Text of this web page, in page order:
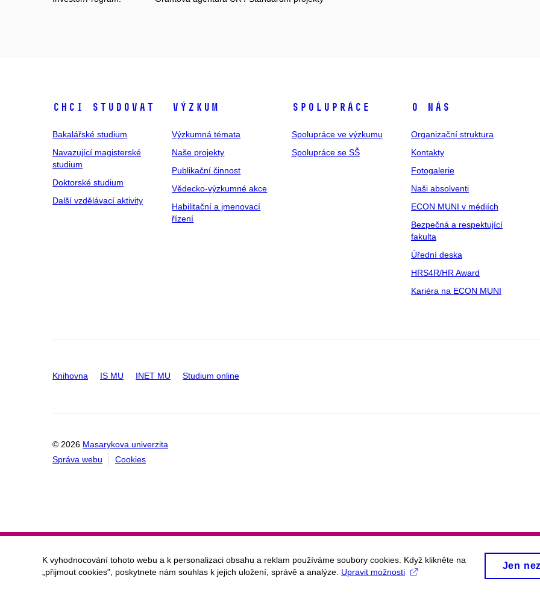
Chci studovat
Bakalářské studium
Navazující magisterské
studium
Doktorské studium
Další vzdělávací aktivity
Výzkum
Výzkumná témata
Naše projekty
Publikační činnost
Vědecko-výzkumné akce
Habilitační a jmenovací
řízení
Spolupráce
Spolupráce ve výzkumu
Spolupráce se SŠ
O nás
Organizační struktura
Kontakty
Fotogalerie
Naši absolventi
ECON MUNI v médiích
Bezpečná a respektující
fakulta
Úřední deska
HRS4R/HR Award
Kariéra na ECON MUNI
Knihovna IS MU INET MU Studium online
© 2026 Masarykova univerzita
Správa webu
Cookies
K vyhodnocování tohoto webu a k personalizaci obsahu a reklam používáme soubory cookies. Když klikněte na
„přijmout cookies", poskytnete nám souhlas k jejich uložení, správě a analýze. Upravit možnosti
Jen